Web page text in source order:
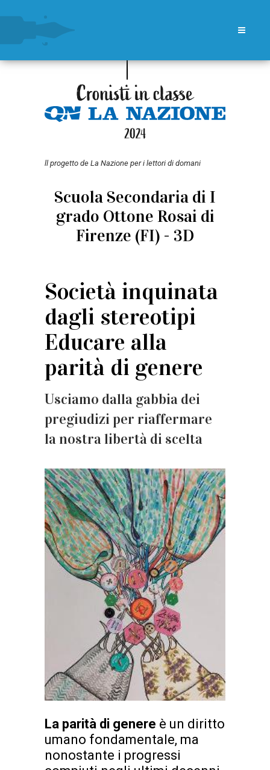
ll progetto de La Nazione per i lettori di domani
Scuola Secondaria di I
grado Ottone Rosai di
Firenze (FI) - 3D
Società inquinata
dagli stereotipi
Educare alla
parità di genere
Usciamo dalla gabbia dei
pregiudizi per riaffermare
la nostra libertà di scelta
La parità di genere è un diritto
umano fondamentale, ma
nonostante i progressi